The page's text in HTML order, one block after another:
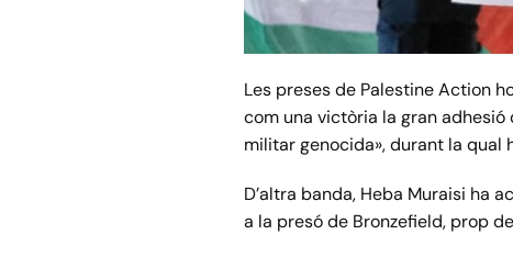
Les preses de Palestine Action
com una victòria la gran
militar genocida», durant la qual
D’altra banda, Heba Muraisi ha
a la presó de Bronzefield, prop